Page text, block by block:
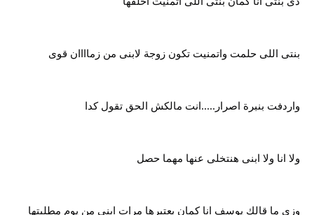
بنتى اللى حلمت واتمنيت تكون زوجة لابنى من زماااان قوى
واردفت بنبرة اصرار.....انت مالكش الحق تقول كدا
ولا انا ولا ابنى هنتخلى عنها مهما حصل
وزى ما قالك يوسف انا كمان بعتبرها مرات ابنى من يوم مطلبتها